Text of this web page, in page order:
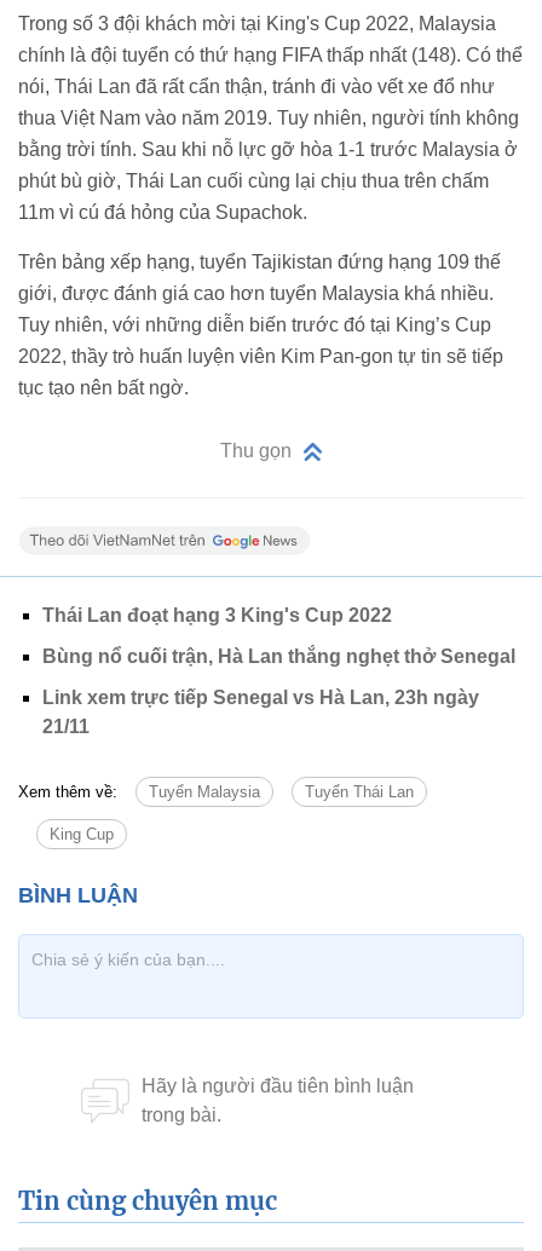
Trong số 3 đội khách mời tại King's Cup 2022, Malaysia
chính là đội tuyển có thứ hạng FIFA thấp nhất (148). Có thể
nói, Thái Lan đã rất cẩn thận, tránh đi vào vết xe đổ như
thua Việt Nam vào năm 2019. Tuy nhiên, người tính không
bằng trời tính. Sau khi nỗ lực gỡ hòa 1-1 trước Malaysia ở
phút bù giờ, Thái Lan cuối cùng lại chịu thua trên chấm
11m vì cú đá hỏng của Supachok.
Trên bảng xếp hạng, tuyển Tajikistan đứng hạng 109 thế
giới, được đánh giá cao hơn tuyển Malaysia khá nhiều.
Tuy nhiên, với những diễn biến trước đó tại King’s Cup
2022, thầy trò huấn luyện viên Kim Pan-gon tự tin sẽ tiếp
tục tạo nên bất ngờ.
Thu gọn
Thái Lan đoạt hạng 3 King's Cup 2022
Bùng nổ cuối trận, Hà Lan thắng nghẹt thở Senegal
Link xem trực tiếp Senegal vs Hà Lan, 23h ngày
21/11
Xem thêm về: Tuyển Malaysia Tuyển Thái Lan
King Cup
Tin cùng chuyên mục